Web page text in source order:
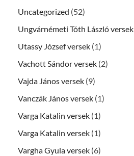
Uncategorized (52)
Ungvárnémeti Tóth László versek
Utassy József versek (1)
Vachott Sándor versek (2)
Vajda János versek (9)
Vanczák János versek (1)
Varga Katalin versek (1)
Varga Katalin versek (1)
Vargha Gyula versek (6)